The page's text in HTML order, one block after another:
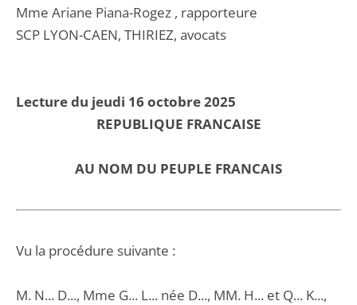
Mme Ariane Piana-Rogez , rapporteure
SCP LYON-CAEN, THIRIEZ, avocats
Lecture du jeudi 16 octobre 2025
REPUBLIQUE FRANCAISE
AU NOM DU PEUPLE FRANCAIS
Vu la procédure suivante :
M. N... D..., Mme G... L... née D..., MM. H... et Q... K...,